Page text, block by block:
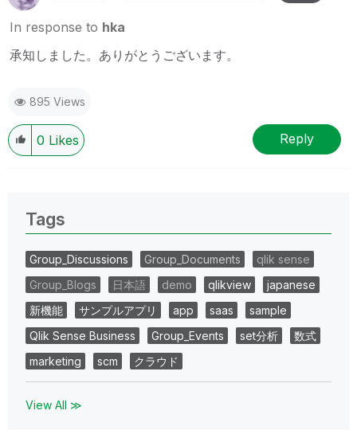
In response to hka
承知しました。ありがとうございます。
895 Views
0 Likes Reply
Tags
Group_Discussions Group_Documents
qlik sense
Group_Blogs
日本語 demo qlikview
japanese
新機能
サンプルアプリ app saas
sample
Qlik Sense Business
Group_Events set分析
数式
marketing
scm クラウド
View All ≫